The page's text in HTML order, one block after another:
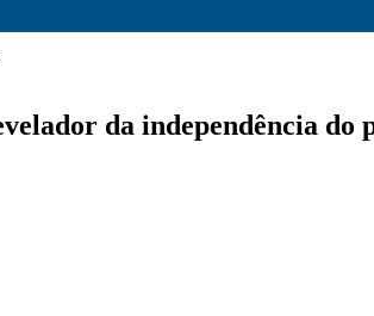
da independência do